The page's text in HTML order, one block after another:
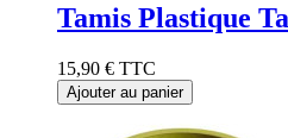
Tamis Plastique
15,90 € TTC
Ajouter au panier